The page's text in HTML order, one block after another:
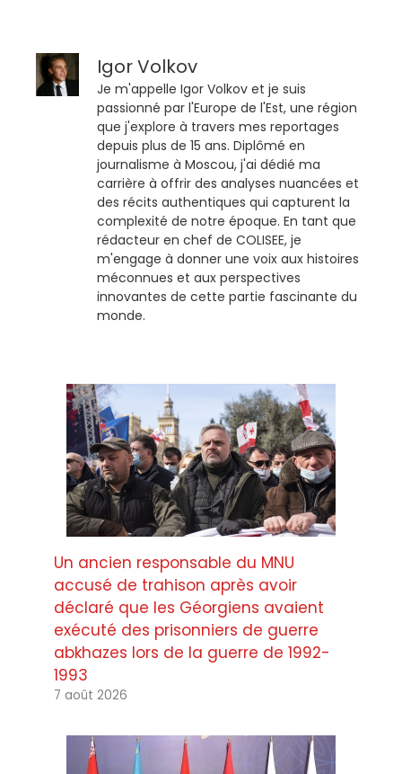
Igor Volkov
Je m'appelle Igor Volkov et je suis
passionné par l'Europe de l'Est, une région
que j'explore à travers mes reportages
depuis plus de 15 ans. Diplômé en
journalisme à Moscou, j'ai dédié ma
carrière à offrir des analyses nuancées et
des récits authentiques qui capturent la
complexité de notre époque. En tant que
rédacteur en chef de COLISEE, je
m'engage à donner une voix aux histoires
méconnues et aux perspectives
innovantes de cette partie fascinante du
monde.
Un ancien responsable du MNU
accusé de trahison après avoir
déclaré que les Géorgiens avaient
exécuté des prisonniers de guerre
abkhazes lors de la guerre de 1992-
1993
7 août 2026